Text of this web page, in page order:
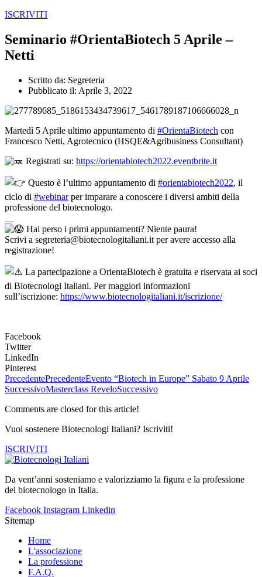
ISCRIVITI
Seminario #OrientaBiotech 5 Aprile –
Netti
Scritto da: Segreteria
Pubblicato il: Aprile 3, 2022
Martedì 5 Aprile ultimo appuntamento di #OrientaBiotech con
Francesco Netti, Agrotecnico (HSQE&Agribusiness Consultant)
Registrati su: https://orientabiotech2022.eventbrite.it
Questo è l’ultimo appuntamento di #orientabiotech2022, il
ciclo di #webinarper imparare a conoscere i diversi ambiti della
professione del biotecnologo.
Hai perso i primi appuntamenti? Niente paura!
Scrivi a segreteria@biotecnologitaliani.it per avere accesso alla
registrazione!
La partecipazione a OrientaBiotech è gratuita e riservata ai soci
di Biotecnologi Italiani. Per maggiori informazioni
sull’iscrizione: https://www.biotecnologitaliani.it/iscrizione/
Facebook
Twitter
LinkedIn
Pinterest
PrecedentePrecedenteEvento “Biotech in Europe” Sabato 9 Aprile
SuccessivoMasterclass ReveloSuccessivo
Comments are closed for this article!
Vuoi sostenere Biotecnologi Italiani? Iscriviti!
ISCRIVITI
Da vent’anni sosteniamo e valorizziamo la figura e la professione
del biotecnologo in Italia.
Facebook Instagram Linkedin
Sitemap
Home
L'associazione
La professione
F.A.Q.